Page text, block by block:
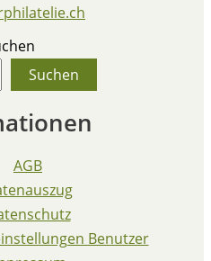
Suchen
AGB
Benutzer